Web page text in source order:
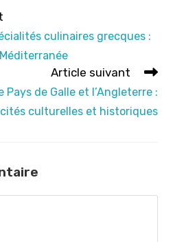
culinaires grecques :
Article suivant
Pays de Galle et l’Angleterre :
culturelles et historiques